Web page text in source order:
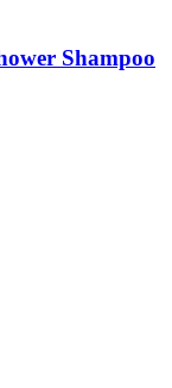
Shampoo